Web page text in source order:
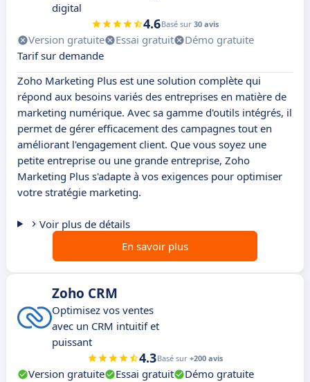
digital
4.6Basé sur 30 avis
Version gratuite Essai gratuit
Démo gratuite
Tarif sur demande
Zoho Marketing Plus est une solution complète qui
répond aux besoins variés des entreprises en matière de
marketing numérique. Avec sa gamme d'outils intégrés, il
permet de gérer efficacement des campagnes tout en
améliorant l'engagement client. Que vous soyez une
petite entreprise ou une grande entreprise, Zoho
Marketing Plus s'adapte à vos exigences pour optimiser
votre stratégie marketing.
Voir plus de détails
En savoir plus
Zoho CRM
Optimisez vos ventes
avec un CRM intuitif et
puissant
4.3Basé sur +200 avis
Version gratuite Essai gratuit
Démo gratuite